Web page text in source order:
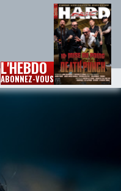
L'HEBDO
ABONNEZ-VOUS